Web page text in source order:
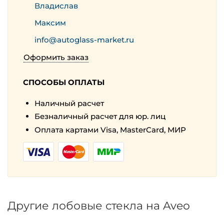
Владислав
Максим
info@autoglass-market.ru
Оформить заказ
СПОСОБЫ ОПЛАТЫ
Наличный расчет
Безналичный расчет для юр. лиц
Оплата картами Visa, MasterCard, МИР
Другие лобовые стекла на Aveo